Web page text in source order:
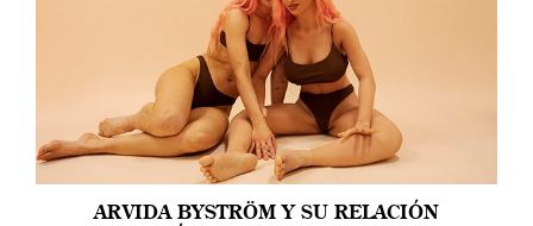
ARVIDA BYSTRÖM Y SU RELACIÓN